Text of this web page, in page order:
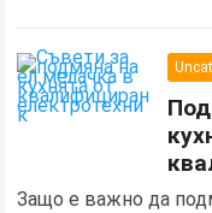
основно
за
Защо е важно да